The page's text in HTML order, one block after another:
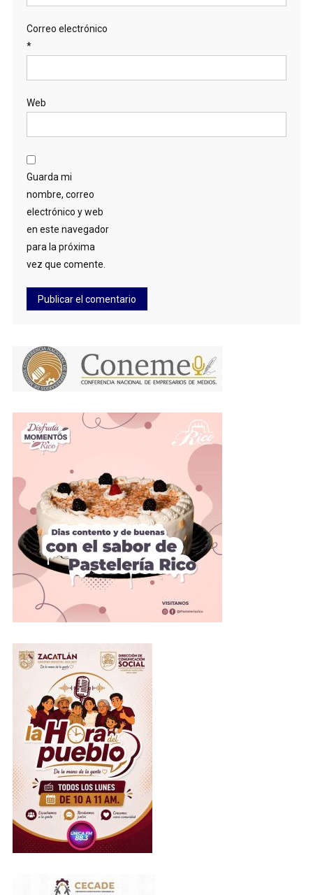
Correo electrónico
*
Web
Guarda mi
nombre, correo
electrónico y web
en este navegador
para la próxima
vez que comente.